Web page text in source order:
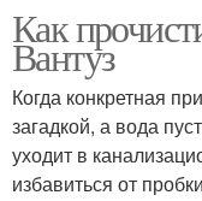
Как
Вантуз
Когда конкретная
загадкой, а вода
уходит в
избавиться от